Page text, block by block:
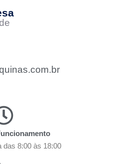
das 8:00 às 18:00